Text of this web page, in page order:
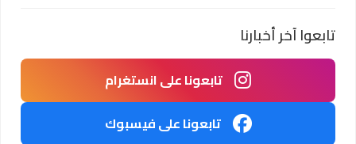
تابعوا آخر أخبارنا
تابعونا على انستغرام
تابعونا على فيسبوك